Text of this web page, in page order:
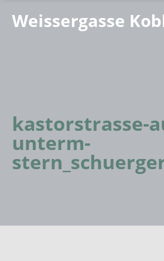
Weissergasse
kastorstrasse-
unterm-